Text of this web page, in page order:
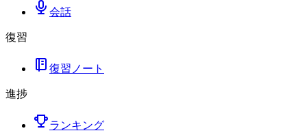
会話
復習
復習ノート
進捗
ランキング